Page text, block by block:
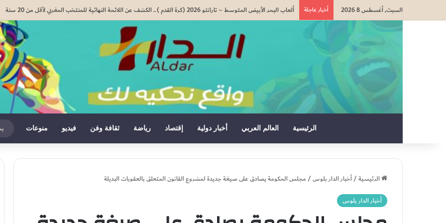
السبت, أغسطس 8 2026 أخبار عاجلة وزارة التربية الوطنية: الدخول المدرسي المقبل سیتم في موعده الرسمي المحدد سلفا طبقا لمقتضیات المقرر الوزاري رقم 047.26..
الرئيسية العالم العربي أخبار دولية إقتصاد رياضة ثقافة وفن فيديو منوعات
الرئيسية/أخبار الدار بلوس/مجلس الحكومة يصادق على صيغة جديدة لمشروع القانون المتعلق بالعقوبات البديلة
أخبار الدار بلوس